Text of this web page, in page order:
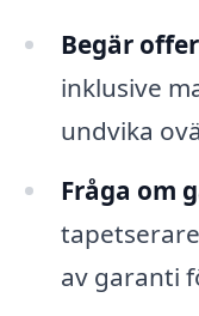
Begär
inklusive
undvika
Fråga om
av garanti